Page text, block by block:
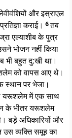
और इस्राएल
कराई। 6तब
एल्याशीब के पुत्र
भोजन नहीं किया
भी बहुत दु:खी था।
को वापस आए थे।
पर भेजा।
यरूशलेम में एक साथ
के भीतर यरूशलेम
बड़े अधिकारियों और
उस व्यक्ति समूह का